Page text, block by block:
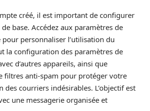
créé, il est important de configurer
base. Accédez aux paramètres de
personnaliser l’utilisation du
la configuration des paramètres de
d’autres appareils, ainsi que
filtres anti-spam pour protéger votre
des courriers indésirables. L’objectif est
une messagerie organisée et